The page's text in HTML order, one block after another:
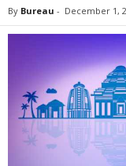
By Bureau - December 1,